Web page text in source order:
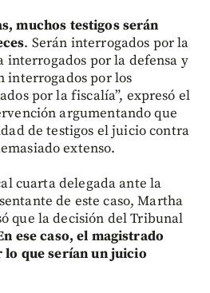
muchos testigos serán
. Serán interrogados por la
interrogados por la defensa y
interrogados por los
por la fiscalía”, expresó el
argumentando que
de testigos el juicio contra
extenso.
cuarta delegada ante la
de este caso, Martha
que la decisión del Tribunal
ese caso, el magistrado
lo que serían un juicio